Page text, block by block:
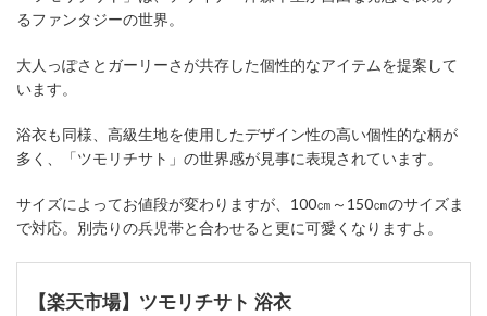
るファンタジーの世界。
大人っぽさとガーリーさが共存した個性的なアイテムを提案して
います。
浴衣も同様、高級生地を使用したデザイン性の高い個性的な柄が
多く、「ツモリチサト」の世界感が見事に表現されています。
サイズによってお値段が変わりますが、100㎝～150㎝のサイズま
で対応。別売りの兵児帯と合わせると更に可愛くなりますよ。
【楽天市場】ツモリチサト 浴衣